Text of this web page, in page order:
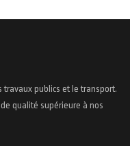
travaux publics et le transport.
qualité supérieure à nos